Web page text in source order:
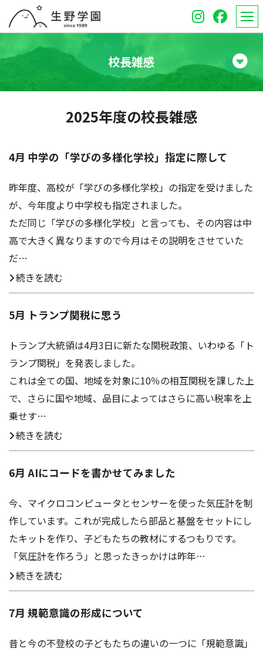
学校紹介
中学校
オープンスクール
保護者のみなさんへ
受験生のみなさんへ
校長雑感
2025年度の校長雑感
4月 中学の「学びの多様化学校」指定に際して
昨年度、高校が「学びの多様化学校」の指定を受けました
が、今年度より中学校も指定されました。
ただ同じ「学びの多様化学校」と言っても、その内容は中
高で大きく異なりますので今月はその説明をさせていた
だ…
続きを読む
5月 トランプ関税に思う
トランプ大統領は4月3日に新たな関税政策、いわゆる「ト
ランプ関税」を発表しました。
これは全ての国、地域を対象に10％の相互関税を課した上
で、さらに国や地域、品目によってはさらに高い税率を上
乗せす…
続きを読む
6月 AIにコードを書かせてみました
今、マイクロコンピュータとセンサーを使った気圧計を制
作しています。これが完成したら部品と基盤をセットにし
たキットを作り、子どもたちの教材にするつもりです。
「気圧計を作ろう」と思ったきっかけは昨年…
続きを読む
7月 規範意識の形成について
昔と今の不登校の子どもたちの違いの一つに「規範意識」